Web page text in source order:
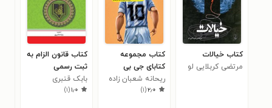
کتاب خیالات
مرتضی کربلایی لو
کتاب مجموعه
کتابای جی بی
کنکوری؛ جغرافیا
جامع نکته باز
ریحانه شعبان زاده
۲٫۰(۱)
کتاب قانون الزام به
ثبت رسمی
معاملات اموال
غیرمنقول ۱۴۰۳
بابک قنبری
۱٫۰(۱)